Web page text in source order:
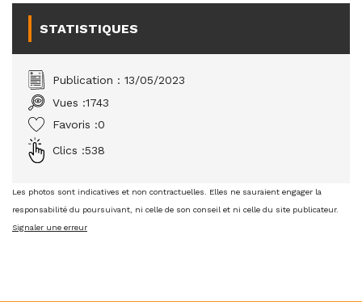
STATISTIQUES
Publication : 13/05/2023
Vues :1743
Favoris :0
Clics :538
Les photos sont indicatives et non contractuelles. Elles ne sauraient engager la
responsabilité du poursuivant, ni celle de son conseil et ni celle du site publicateur.
Signaler une erreur